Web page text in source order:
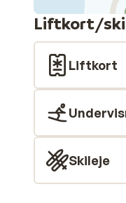
Rabatt für
Bettwäsche/
dass die
haben es nicht
Liftkort/
Liftkort
Skileje